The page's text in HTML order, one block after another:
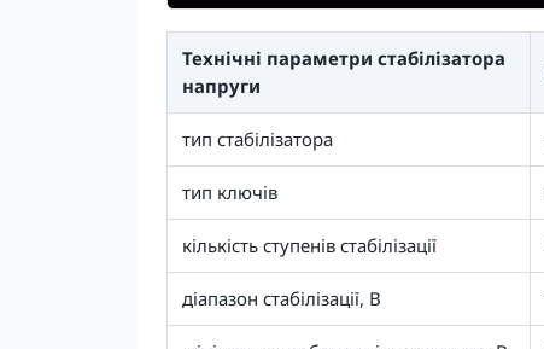
Технічні параметри стабілізатора
напруги
тип стабілізатора
тип ключів
кількість ступенів стабілізації
діапазон стабілізації, В